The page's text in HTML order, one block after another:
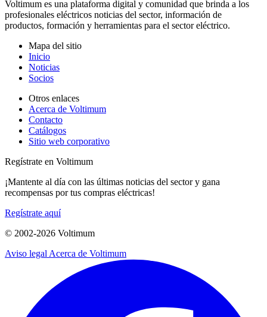
Voltimum es una plataforma digital y comunidad que brinda a los
profesionales eléctricos noticias del sector, información de
productos, formación y herramientas para el sector eléctrico.
Mapa del sitio
Inicio
Noticias
Socios
Otros enlaces
Acerca de Voltimum
Contacto
Catálogos
Sitio web corporativo
Regístrate en Voltimum
¡Mantente al día con las últimas noticias del sector y gana
recompensas por tus compras eléctricas!
Regístrate aquí
© 2002-2026 Voltimum
Aviso legal Acerca de Voltimum